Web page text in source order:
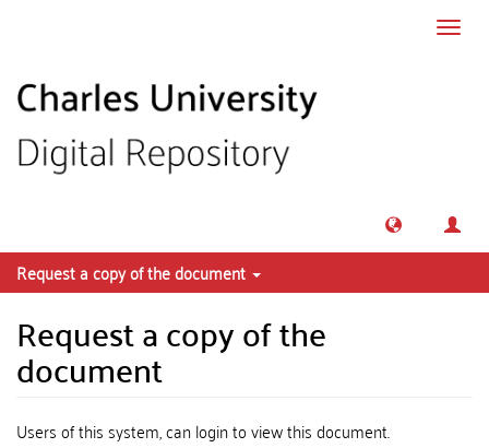
Request a copy of the document
Request a copy of the
document
Users of this system, can login to view this document.